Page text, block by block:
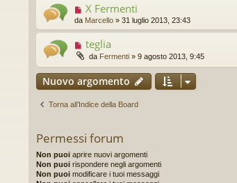
X Fermenti
da Marcello » 31 luglio 2013, 23:43
teglia
da Fermenti » 9 agosto 2013, 9:45
Nuovo argomento
Torna all’Indice della Board
Permessi forum
Non puoi aprire nuovi argomenti
Non puoi rispondere negli argomenti
Non puoi modificare i tuoi messaggi